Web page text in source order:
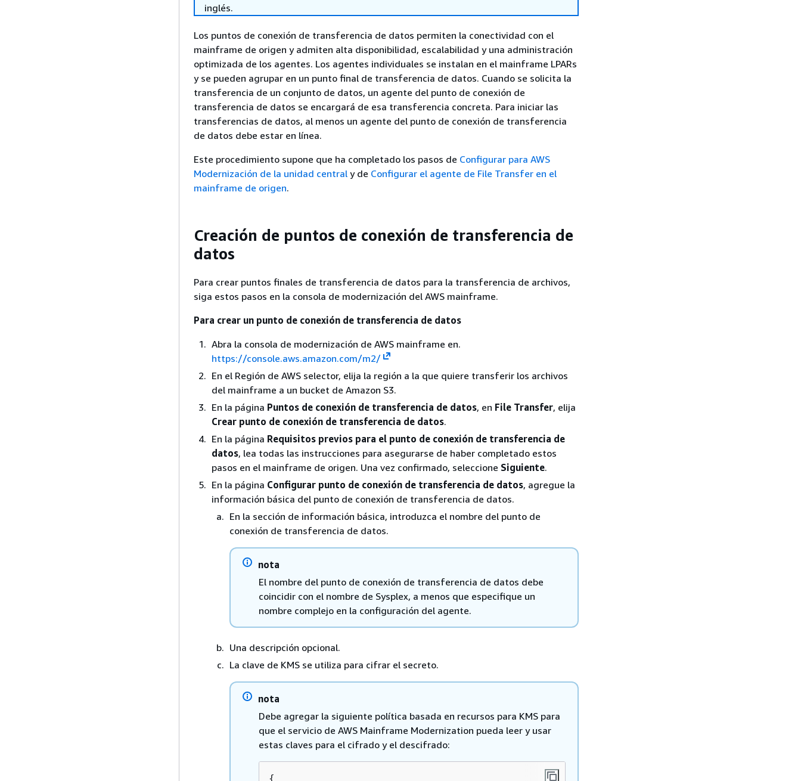
inglés.
Los puntos de conexión de transferencia de datos permiten la conectividad con el
mainframe de origen y admiten alta disponibilidad, escalabilidad y una administración
optimizada de los agentes. Los agentes individuales se instalan en el mainframe LPARs
y se pueden agrupar en un punto final de transferencia de datos. Cuando se solicita la
transferencia de un conjunto de datos, un agente del punto de conexión de
transferencia de datos se encargará de esa transferencia concreta. Para iniciar las
transferencias de datos, al menos un agente del punto de conexión de transferencia
de datos debe estar en línea.
Este procedimiento supone que ha completado los pasos de Configurar para AWS
Modernización de la unidad central y de Configurar el agente de File Transfer en el
mainframe de origen.
Creación de puntos de conexión de transferencia de
datos
Para crear puntos finales de transferencia de datos para la transferencia de archivos,
siga estos pasos en la consola de modernización del AWS mainframe.
Para crear un punto de conexión de transferencia de datos
Abra la consola de modernización de AWS mainframe en.
https://console.aws.amazon.com/m2/
En el Región de AWS selector, elija la región a la que quiere transferir los archivos
del mainframe a un bucket de Amazon S3.
En la página Puntos de conexión de transferencia de datos, en File Transfer, elija
Crear punto de conexión de transferencia de datos.
En la página Requisitos previos para el punto de conexión de transferencia de
datos, lea todas las instrucciones para asegurarse de haber completado estos
pasos en el mainframe de origen. Una vez confirmado, seleccione Siguiente.
En la página Configurar punto de conexión de transferencia de datos, agregue la
información básica del punto de conexión de transferencia de datos.
En la sección de información básica, introduzca el nombre del punto de
conexión de transferencia de datos.
nota
El nombre del punto de conexión de transferencia de datos debe
coincidir con el nombre de Sysplex, a menos que especifique un
nombre complejo en la configuración del agente.
Una descripción opcional.
La clave de KMS se utiliza para cifrar el secreto.
nota
Debe agregar la siguiente política basada en recursos para KMS para
que el servicio de AWS Mainframe Modernization pueda leer y usar
estas claves para el cifrado y el descifrado:
{